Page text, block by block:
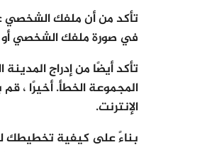
في صورة ملفك الشخصي أو
تأكد أيضًا من إدراج
المجموعة الخطأ. أخيرًا ،
الإنترنت.